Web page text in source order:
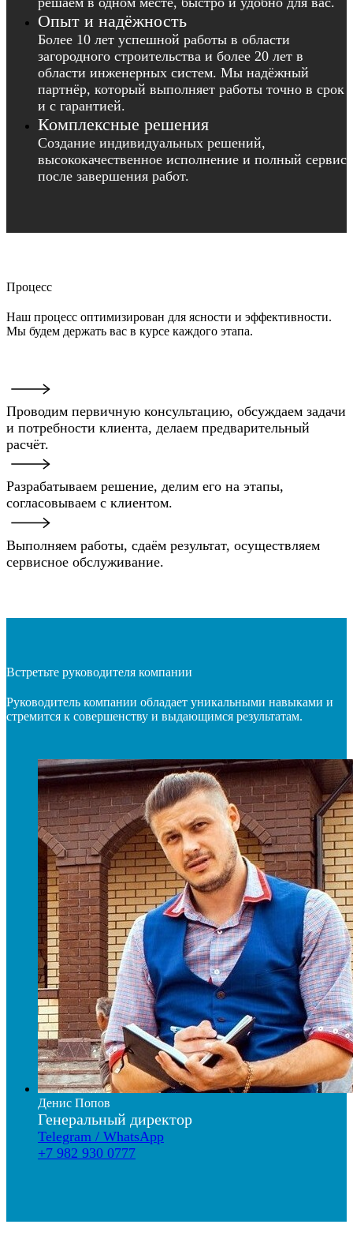
Опыт и надёжность
Более 10 лет успешной работы в области
загородного строительства и более 20 лет в
области инженерных систем. Мы надёжный
партнёр, который выполняет работы точно в срок
и с гарантией.
Комплексные решения
Создание индивидуальных решений,
высококачественное исполнение и полный сервис
после завершения работ.
Процесс
Наш процесс оптимизирован для ясности и эффективности.
Мы будем держать вас в курсе каждого этапа.
Проводим первичную консультацию, обсуждаем задачи
и потребности клиента, делаем предварительный
расчёт.
Разрабатываем решение, делим его на этапы,
согласовываем с клиентом.
Выполняем работы, сдаём результат, осуществляем
сервисное обслуживание.
Встретьте руководителя компании
Руководитель компании обладает уникальными навыками и
стремится к совершенству и выдающимся результатам.
Денис Попов
Генеральный директор
Telegram / WhatsApp
+7 982 930 0777